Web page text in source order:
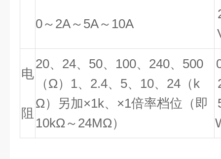
0～2A～5A～10A
电
阻
20、24、50、100、240、500
（Ω）1、2.4、5、10、24（k
Ω）另加×1k、×1倍率档位（即
10kΩ～24MΩ）